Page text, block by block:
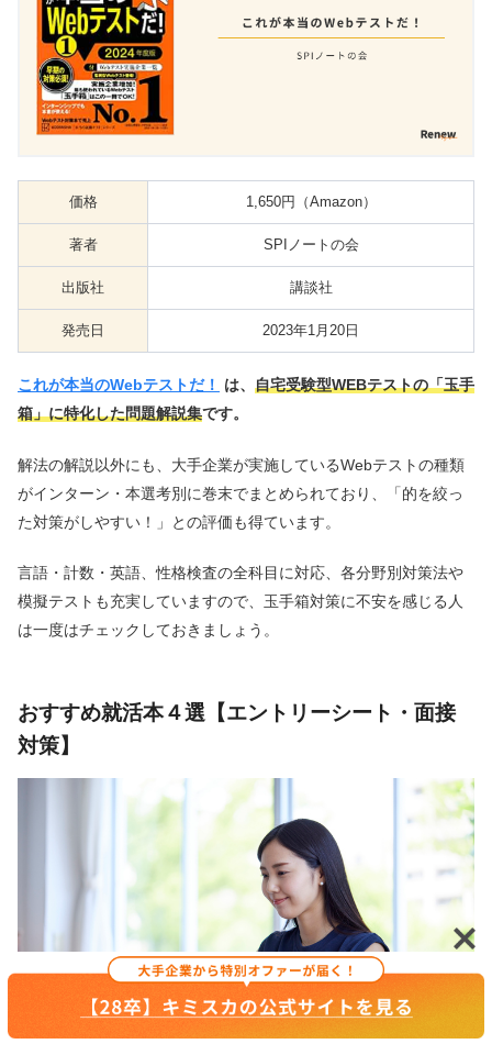
価格 1,650円（Amazon）
著者 SPIノートの会
出版社 講談社
発売日 2023年1月20日
これが本当のWebテストだ！ は、 自宅受験型WEBテストの「玉手
箱」に特化した問題解説集です。
解法の解説以外にも、大手企業が実施しているWebテストの種類
がインターン・本選考別に巻末でまとめられており、「的を絞っ
た対策がしやすい！」との評価も得ています。
言語・計数・英語、性格検査の全科目に対応、各分野別対策法や
模擬テストも充実していますので、玉手箱対策に不安を感じる人
は一度はチェックしておきましょう。
おすすめ就活本４選【エントリーシート・面接
対策】